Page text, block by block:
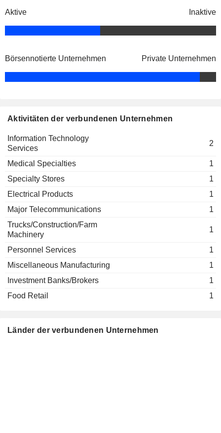
Aktive Inaktive
Börsennotierte Unternehmen Private Unternehmen
Aktivitäten der verbundenen Unternehmen
Information Technology
Services
2
Medical Specialties
1
Specialty Stores
1
Electrical Products
1
Major Telecommunications
1
Trucks/Construction/Farm
Machinery
1
Personnel Services
1
Miscellaneous Manufacturing
1
Investment Banks/Brokers
1
Food Retail
1
Länder der verbundenen Unternehmen